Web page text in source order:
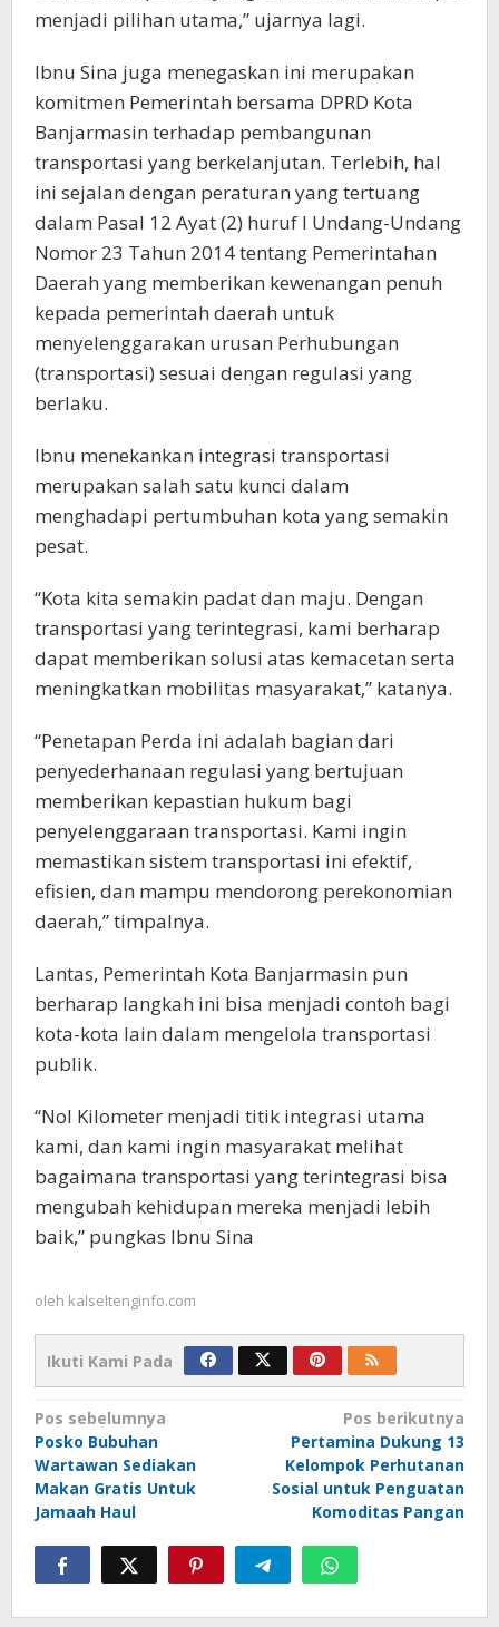
menjadi pilihan utama,” ujarnya lagi.
Ibnu Sina juga menegaskan ini merupakan
komitmen Pemerintah bersama DPRD Kota
Banjarmasin terhadap pembangunan
transportasi yang berkelanjutan. Terlebih, hal
ini sejalan dengan peraturan yang tertuang
dalam Pasal 12 Ayat (2) huruf I Undang-Undang
Nomor 23 Tahun 2014 tentang Pemerintahan
Daerah yang memberikan kewenangan penuh
kepada pemerintah daerah untuk
menyelenggarakan urusan Perhubungan
(transportasi) sesuai dengan regulasi yang
berlaku.
Ibnu menekankan integrasi transportasi
merupakan salah satu kunci dalam
menghadapi pertumbuhan kota yang semakin
pesat.
“Kota kita semakin padat dan maju. Dengan
transportasi yang terintegrasi, kami berharap
dapat memberikan solusi atas kemacetan serta
meningkatkan mobilitas masyarakat,” katanya.
“Penetapan Perda ini adalah bagian dari
penyederhanaan regulasi yang bertujuan
memberikan kepastian hukum bagi
penyelenggaraan transportasi. Kami ingin
memastikan sistem transportasi ini efektif,
efisien, dan mampu mendorong perekonomian
daerah,” timpalnya.
Lantas, Pemerintah Kota Banjarmasin pun
berharap langkah ini bisa menjadi contoh bagi
kota-kota lain dalam mengelola transportasi
publik.
“Nol Kilometer menjadi titik integrasi utama
kami, dan kami ingin masyarakat melihat
bagaimana transportasi yang terintegrasi bisa
mengubah kehidupan mereka menjadi lebih
baik,” pungkas Ibnu Sina
oleh kalseltenginfo.com
Ikuti Kami Pada
Navigasi
pos
Pos sebelumnya
Posko Bubuhan
Wartawan Sediakan
Makan Gratis Untuk
Jamaah Haul
Pos berikutnya
Pertamina Dukung 13
Kelompok Perhutanan
Sosial untuk Penguatan
Komoditas Pangan